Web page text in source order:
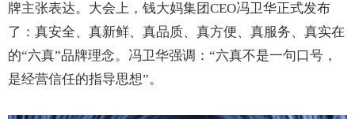
牌主张表达。大会上，钱大妈集团CEO冯卫华正式发布
了：真安全、真新鲜、真品质、真方便、真服务、真实在
的“六真”品牌理念。冯卫华强调：“六真不是一句口号，
是经营信任的指导思想”。